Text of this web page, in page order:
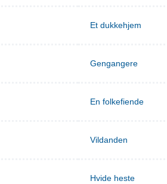
Et dukkehjem
Gengangere
En folkefiende
Vildanden
Hvide heste